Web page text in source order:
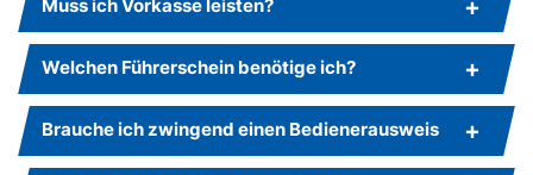
Muss ich Vorkasse leisten?
Welchen Führerschein benötige ich?
Brauche ich zwingend einen Bedienerausweis